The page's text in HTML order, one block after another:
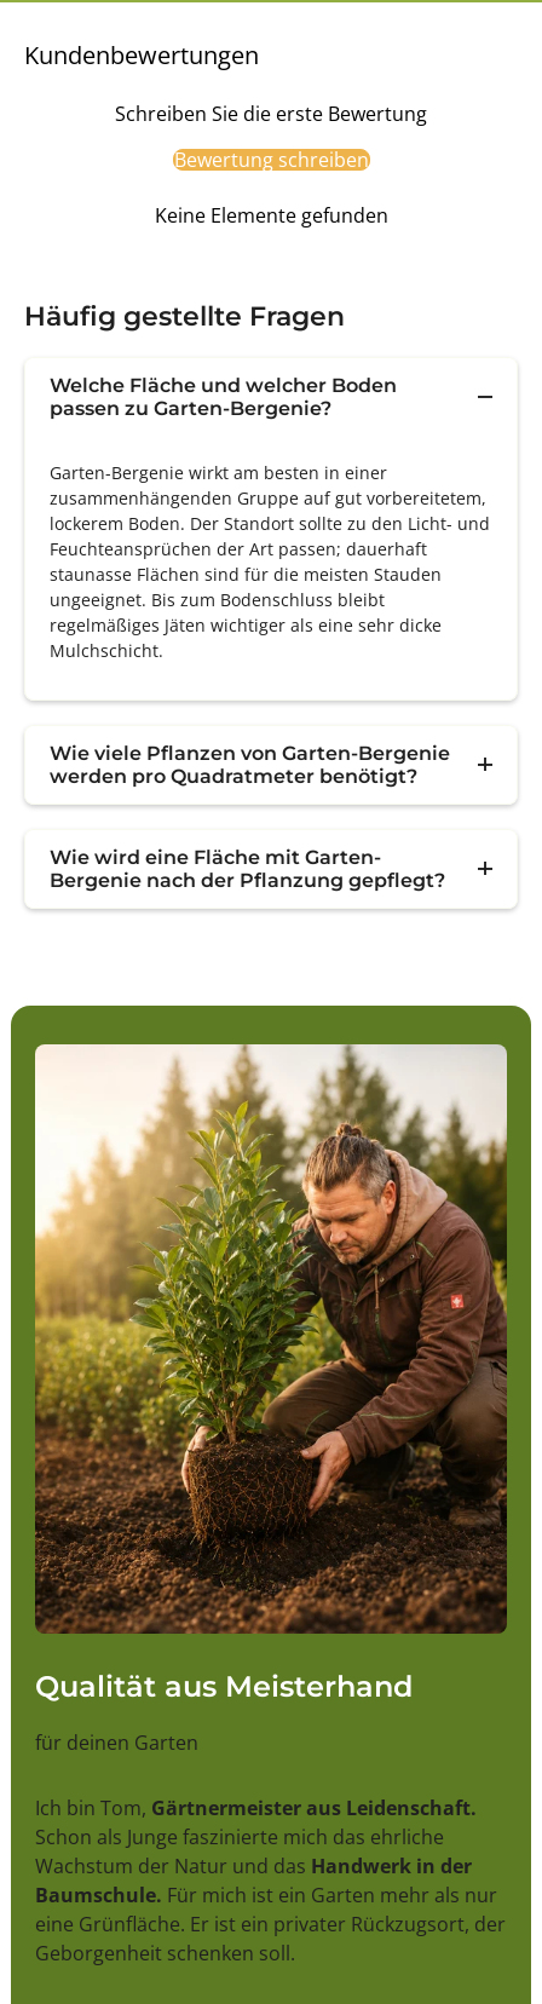
Kundenbewertungen
Schreiben Sie die erste Bewertung
Bewertung schreiben
Keine Elemente gefunden
Häufig gestellte Fragen
Welche Fläche und welcher Boden
passen zu Garten-Bergenie?
Garten-Bergenie wirkt am besten in einer
zusammenhängenden Gruppe auf gut vorbereitetem,
lockerem Boden. Der Standort sollte zu den Licht- und
Feuchteansprüchen der Art passen; dauerhaft
staunasse Flächen sind für die meisten Stauden
ungeeignet. Bis zum Bodenschluss bleibt
regelmäßiges Jäten wichtiger als eine sehr dicke
Mulchschicht.
Wie viele Pflanzen von Garten-Bergenie
werden pro Quadratmeter benötigt?
Wie wird eine Fläche mit Garten-
Bergenie nach der Pflanzung gepflegt?
Qualität aus Meisterhand
für deinen Garten
Ich bin Tom, Gärtnermeister aus Leidenschaft.
Schon als Junge faszinierte mich das ehrliche
Wachstum der Natur und das Handwerk in der
Baumschule. Für mich ist ein Garten mehr als nur
eine Grünfläche. Er ist ein privater Rückzugsort, der
Geborgenheit schenken soll.